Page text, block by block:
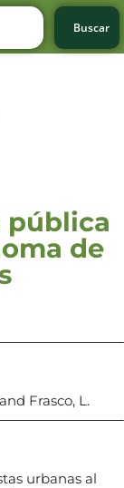
Buscar
pública
de
Frasco, L.
urbanas al